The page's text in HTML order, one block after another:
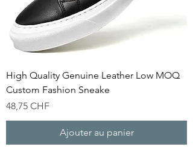
High Quality Genuine Leather Low MOQ
Custom Fashion Sneake
Prix
48,75 CHF
Ajouter au panier